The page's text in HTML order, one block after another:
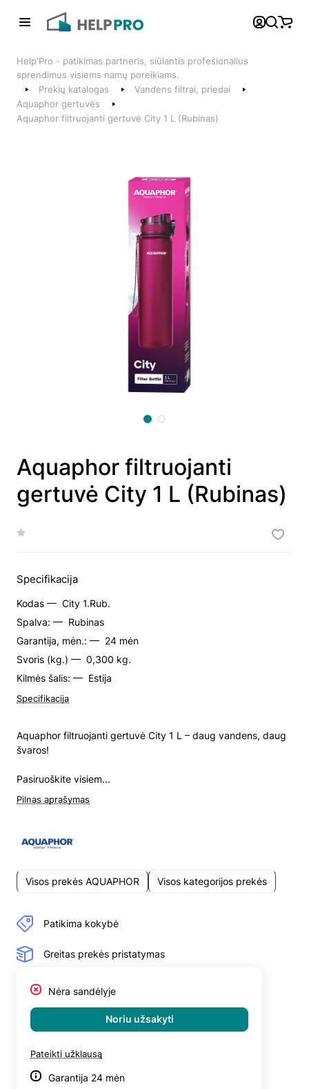
Telefonai
+370 600 74008
Klientų aptarnavimo skyrius
Help'Pro - patikimas partneris, siūlantis profesionalius
sprendimus visiems namų poreikiams.
Prekių katalogas
Vandens filtrai, priedai
Aquaphor gertuvės
Aquaphor filtruojanti gertuvė City 1 L (Rubinas)
Aquaphor filtruojanti
gertuvė City 1 L (Rubinas)
Specifikacija
Kodas — City 1.Rub.
Spalva: — Rubinas
Garantija, mėn.: — 24 mėn
Svoris (kg.) — 0,300 kg.
Kilmės šalis: — Estija
Specifikacija
Aquaphor filtruojanti gertuvė City 1 L – daug vandens, daug
švaros!
Pasiruoškite visiem...
Pilnas aprašymas
Visos prekės AQUAPHOR Visos kategorijos prekės
Patikima kokybė
Greitas prekės pristatymas
Nėra sandėlyje
Noriu užsakyti
Pateikti užklausą
Garantija 24 mėn